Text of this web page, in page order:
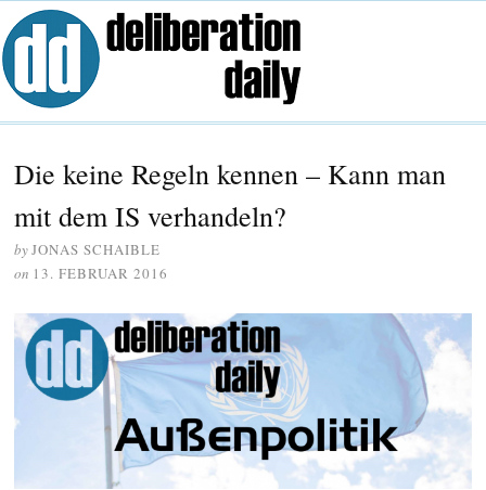
Die keine Regeln kennen – Kann man
mit dem IS verhandeln?
byJONAS SCHAIBLE
on 13. FEBRUAR 2016